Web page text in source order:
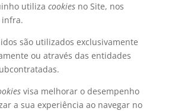
utiliza cookiesno Site, nos
infra.
são utilizados exclusivamente
ou através das entidades
visa melhorar o desempenho
a sua experiência ao navegar no